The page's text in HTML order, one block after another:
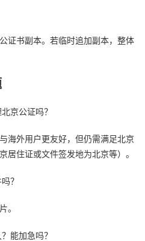
证书副本。若临时追加副本，整体
京公证吗？
海外用户更友好，但仍需满足北京
居住证或文件签发地为北京等）。
？
。
能加急吗？